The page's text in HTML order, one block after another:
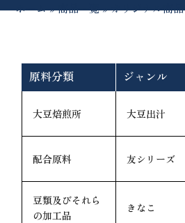
ホーム»商品一覧»オリジナル商品
原料分類 ジャンル
大豆焙煎所 大豆出汁
配合原料 友シリーズ
豆類及びそれら
の加工品
きなこ